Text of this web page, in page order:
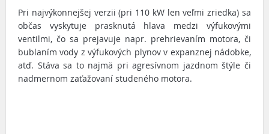
Pri najvýkonnejšej verzii (pri 110 kW len veľmi zriedka) sa
občas vyskytuje prasknutá hlava medzi výfukovými
ventilmi, čo sa prejavuje napr. prehrievaním motora, či
bublaním vody z výfukových plynov v expanznej nádobke,
atď. Stáva sa to najmä pri agresívnom jazdnom štýle či
nadmernom zaťažovaní studeného motora.